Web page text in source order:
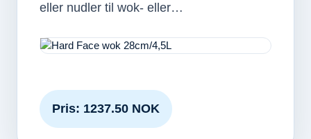
eller nudler til wok- eller…
Pris: 1237.50 NOK